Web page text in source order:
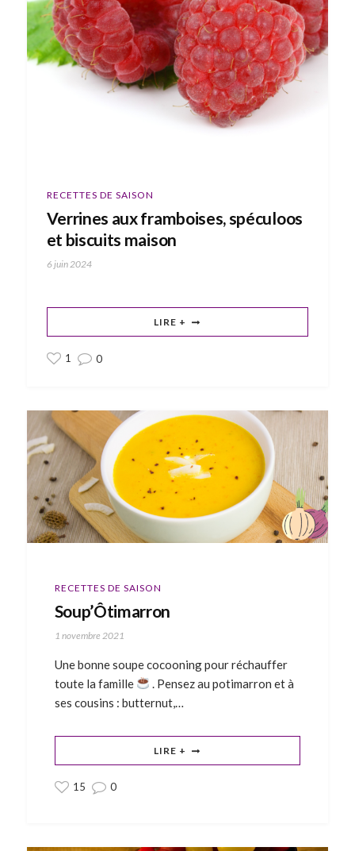
RECETTES DE SAISON
Verrines aux framboises, spéculoos
et biscuits maison
6 juin 2024
LIRE +
1 0
RECETTES DE SAISON
Soup’Ôtimarron
1 novembre 2021
Une bonne soupe cocooning pour réchauffer
toute la famille
. Pensez au potimarron et à
ses cousins : butternut,…
LIRE +
15 0